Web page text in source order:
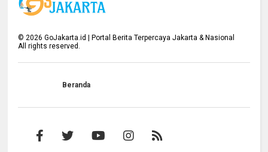
©2026 GoJakarta.id | Portal Berita Terpercaya Jakarta & Nasional
All rights reserved.
Beranda